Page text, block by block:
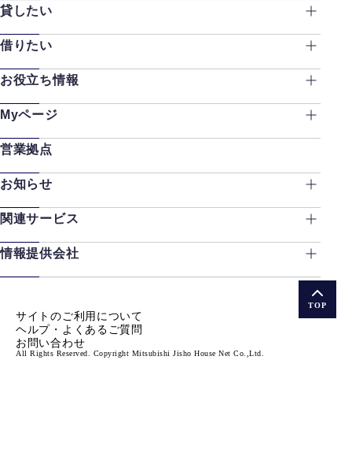
貸したい
借りたい
お役立ち情報
Myページ
営業拠点
お知らせ
関連サービス
情報提供会社
サイトのご利用について
ヘルプ・よくあるご質問
お問い合わせ
All Rights Reserved. Copyright Mitsubishi Jisho House Net Co.,Ltd.
TOP